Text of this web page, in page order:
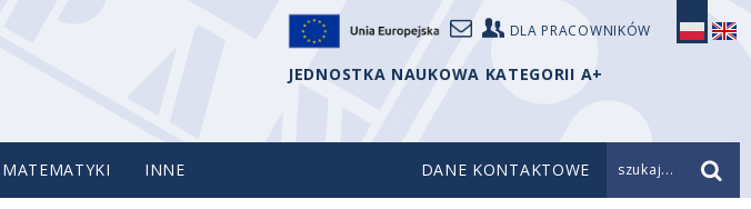
DLA PRACOWNIKÓW
JEDNOSTKA NAUKOWA KATEGORII A+
INNE DANE KONTAKTOWE szukaj...